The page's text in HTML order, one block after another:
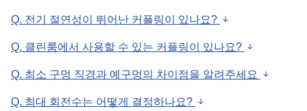
Q. 전기 절연성이 뛰어난 커플링이 있나요?
Q. 클린룸에서 사용할 수 있는 커플링이 있나요?
Q. 최소 구멍 직경과 예구멍의 차이점을 알려주세요
Q. 최대 회전수는 어떻게 결정하나요?